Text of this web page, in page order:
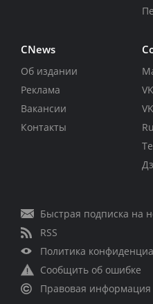
CNews
Об издании
Реклама
Вакансии
Контакты
VK
Быстрая подписка на
RSS
Политика
Сообщить об ошибке
Правовая информация